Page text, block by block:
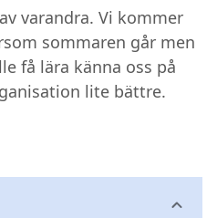
varandra. Vi kommer
sommaren går men
få lära känna oss på
lite bättre.